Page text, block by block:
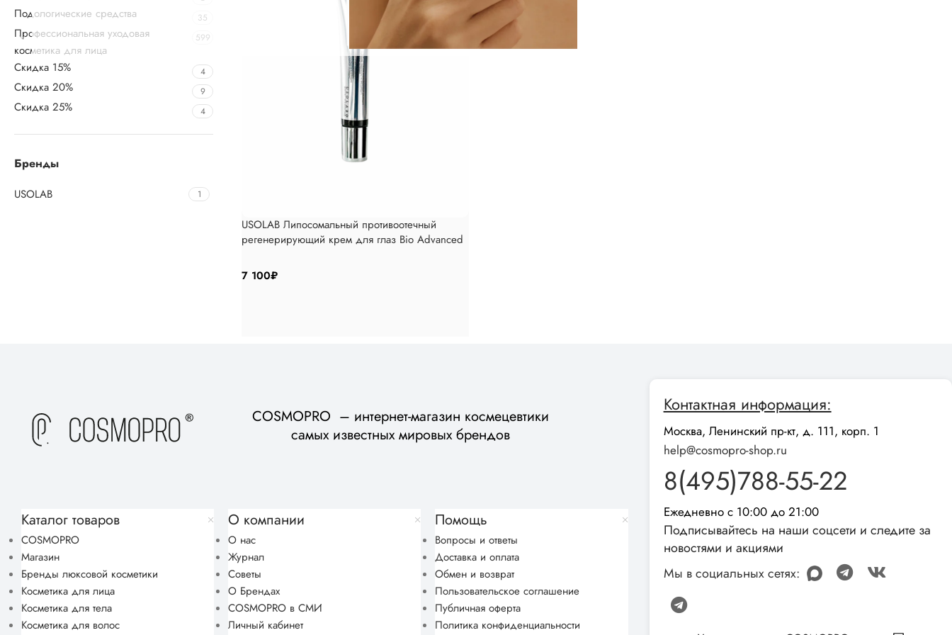
Подологические средства 35
Профессиональная уходовая
косметика для лица
599
Скидка 15% 4
Скидка 20% 9
Скидка 25% 4
Бренды
USOLAB 1
USOLAB Липосомальный противоотечный
регенерирующий крем для глаз Bio Advanced
7 100₽
COSMOPRO – интернет-магазин космецевтики
самых известных мировых брендов
Каталог товаров
COSMOPRO
Магазин
Бренды люксовой косметики
Косметика для лица
Косметика для тела
Косметика для волос
О компании
О нас
Журнал
Советы
О Брендах
COSMOPRO в СМИ
Личный кабинет
Помощь
Вопросы и ответы
Доставка и оплата
Обмен и возврат
Пользовательское соглашение
Публичная оферта
Политика конфиденциальности
Контактная информация:
Москва, Ленинский пр-кт, д. 111, корп. 1
help@cosmopro-shop.ru
8(495)788-55-22
Ежедневно с 10:00 до 21:00
Подписывайтесь на наши соцсети и следите за
новостями и акциями
Мы в социальных сетях: